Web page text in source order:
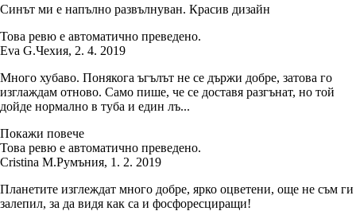
Синът ми е напълно развълнуван. Красив дизайн
Това ревю е автоматично преведено.
Eva G.Чехия, 2. 4. 2019
Много хубаво. Понякога ъгълът не се държи добре, затова го
изглаждам отново. Само пише, че се доставя разгънат, но той
дойде нормално в туба и един лъ...
Покажи повече
Това ревю е автоматично преведено.
Cristina M.Румъния, 1. 2. 2019
Планетите изглеждат много добре, ярко оцветени, още не съм ги
залепил, за да видя как са и фосфоресциращи!